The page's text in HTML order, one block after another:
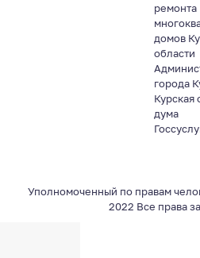
ремонта
домов
области
города
Курская
дума
Уполномоченный по правам
2022 Все права